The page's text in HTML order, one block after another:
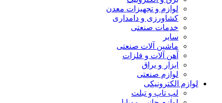
لوازم و تجهیزات معدن
کشاورزی و دامداری
خدمات صنعتی
سایر
ماشین آلات صنعتی
آهن آلات و فلزات
ابزار و یراق
لوازم صنعتی
لوازم الکترونیکی
لپ تاپ و تبلت